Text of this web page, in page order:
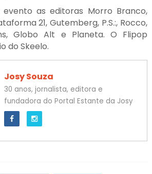
as editoras Morro Branco,
21, Gutemberg, P.S.:, Rocco,
Globo Alt e Planeta. O Flipop
do Skeelo.
Josy Souza
30 anos, jornalista, editora e
fundadora do Portal Estante da Josy